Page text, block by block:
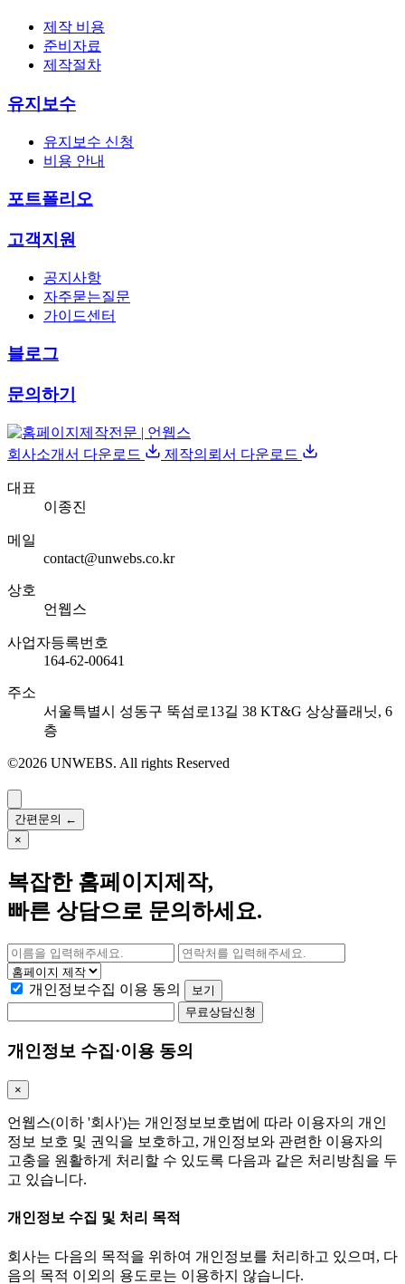
제작 비용
준비자료
제작절차
유지보수
유지보수 신청
비용 안내
포트폴리오
고객지원
공지사항
자주묻는질문
가이드센터
블로그
문의하기
회사소개서 다운로드 제작의뢰서 다운로드
대표
이종진
메일
contact@unwebs.co.kr
상호
언웹스
사업자등록번호
164-62-00641
주소
서울특별시 성동구 뚝섬로13길 38 KT&G 상상플래닛, 6
층
©2026 UNWEBS. All rights Reserved
간편문의 ←
×
복잡한 홈페이지제작,
빠른 상담으로 문의하세요.
개인정보수집 이용 동의
보기
무료상담신청
개인정보 수집·이용 동의
×
언웹스(이하 '회사')는 개인정보보호법에 따라 이용자의 개인
정보 보호 및 권익을 보호하고, 개인정보와 관련한 이용자의
고충을 원활하게 처리할 수 있도록 다음과 같은 처리방침을 두
고 있습니다.
개인정보 수집 및 처리 목적
회사는 다음의 목적을 위하여 개인정보를 처리하고 있으며, 다
음의 목적 이외의 용도로는 이용하지 않습니다.